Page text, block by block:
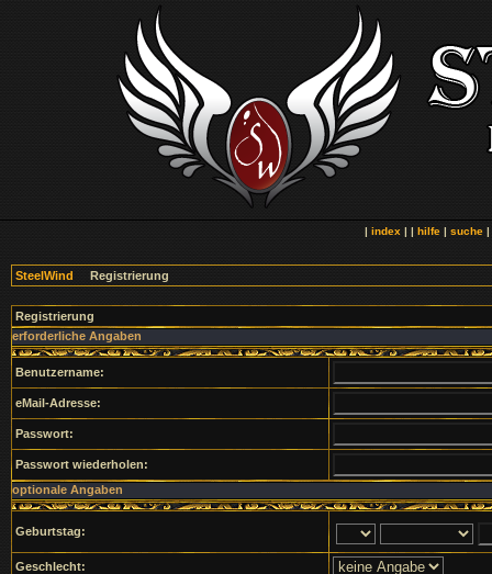
|index | |hilfe |suche
SteelWind Registrierung
Registrierung
erforderliche Angaben
Benutzername:
eMail-Adresse:
Passwort:
Passwort wiederholen:
optionale Angaben
Geburtstag:
Geschlecht: